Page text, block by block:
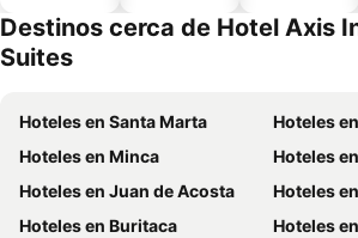
Destinos cerca de Hotel Axis
Suites
Hoteles en Santa Marta
Hoteles
Hoteles en Minca
Hoteles
Hoteles en Juan de Acosta
Hoteles
Hoteles en Buritaca
Hoteles